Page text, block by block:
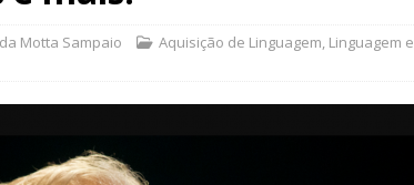
Motta Sampaio Aquisição de Linguagem, Linguagem e